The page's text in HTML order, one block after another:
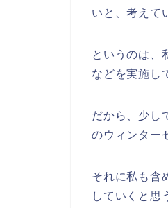
いと、考えて
というのは、
などを実施し
だから、少し
のウィンター
それに私も含
していくと思